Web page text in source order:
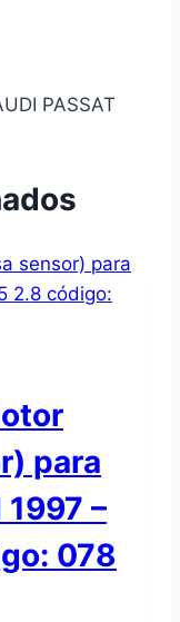
PASSAT
para
1997 –
078